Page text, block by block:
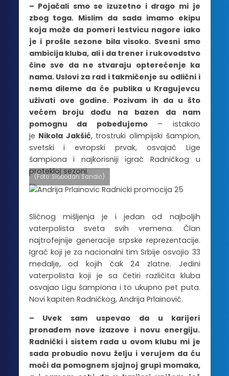
– Pojačali smo se izuzetno i drago mi je
zbog toga. Mislim da sada imamo ekipu
koja može da pomeri lestvicu nagore iako
je i prošle sezone bila visoko. Svesni smo
ambicija kluba, ali i da trener i rukovodstvo
čine sve da ne stvaraju opterećenje ka
nama. Uslovi za rad i takmičenje su odlični i
nema dileme da će publika u Kragujevcu
uživati ove godine. Pozivam ih da u što
većem broju dođu na bazen da nam
pomognu da pobeđujemo– istakao
je Nikola Jakšić, trostruki olimpijski šampion,
svetski i evropski prvak, osvajač Lige
šampiona i najkorisniji igrač Radničkog u
protekloj sezoni.
(Foto: Slobodan Sandić)
Sličnog mišljenja je i jedan od najboljih
vaterpolista sveta svih vremena. Član
najtrofejnije generacije srpske reprezentacije.
Igrač koji je za nacionalni tim Srbije osvojio 33
medalje, od kojih čak 24 zlatne. Jedini
vaterpolista koji je sa četiri različita kluba
osvajao Ligu šampiona i to ukupno pet puta.
Novi kapiten Radničkog, Andrija Prlainović.
– Uvek sam uspevao da u karijeri
pronađem nove izazove i novu energiju.
Radnički i sistem rada u ovom klubu mi je
sada probudio novu želju i verujem da ću
moći da pomognem sjajnoj grupi momaka,